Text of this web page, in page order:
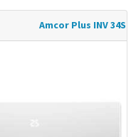
Amcor Plus INV 34S